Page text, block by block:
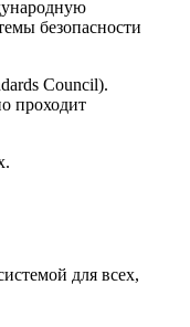
безопасности
Council).
проходит
для всех,